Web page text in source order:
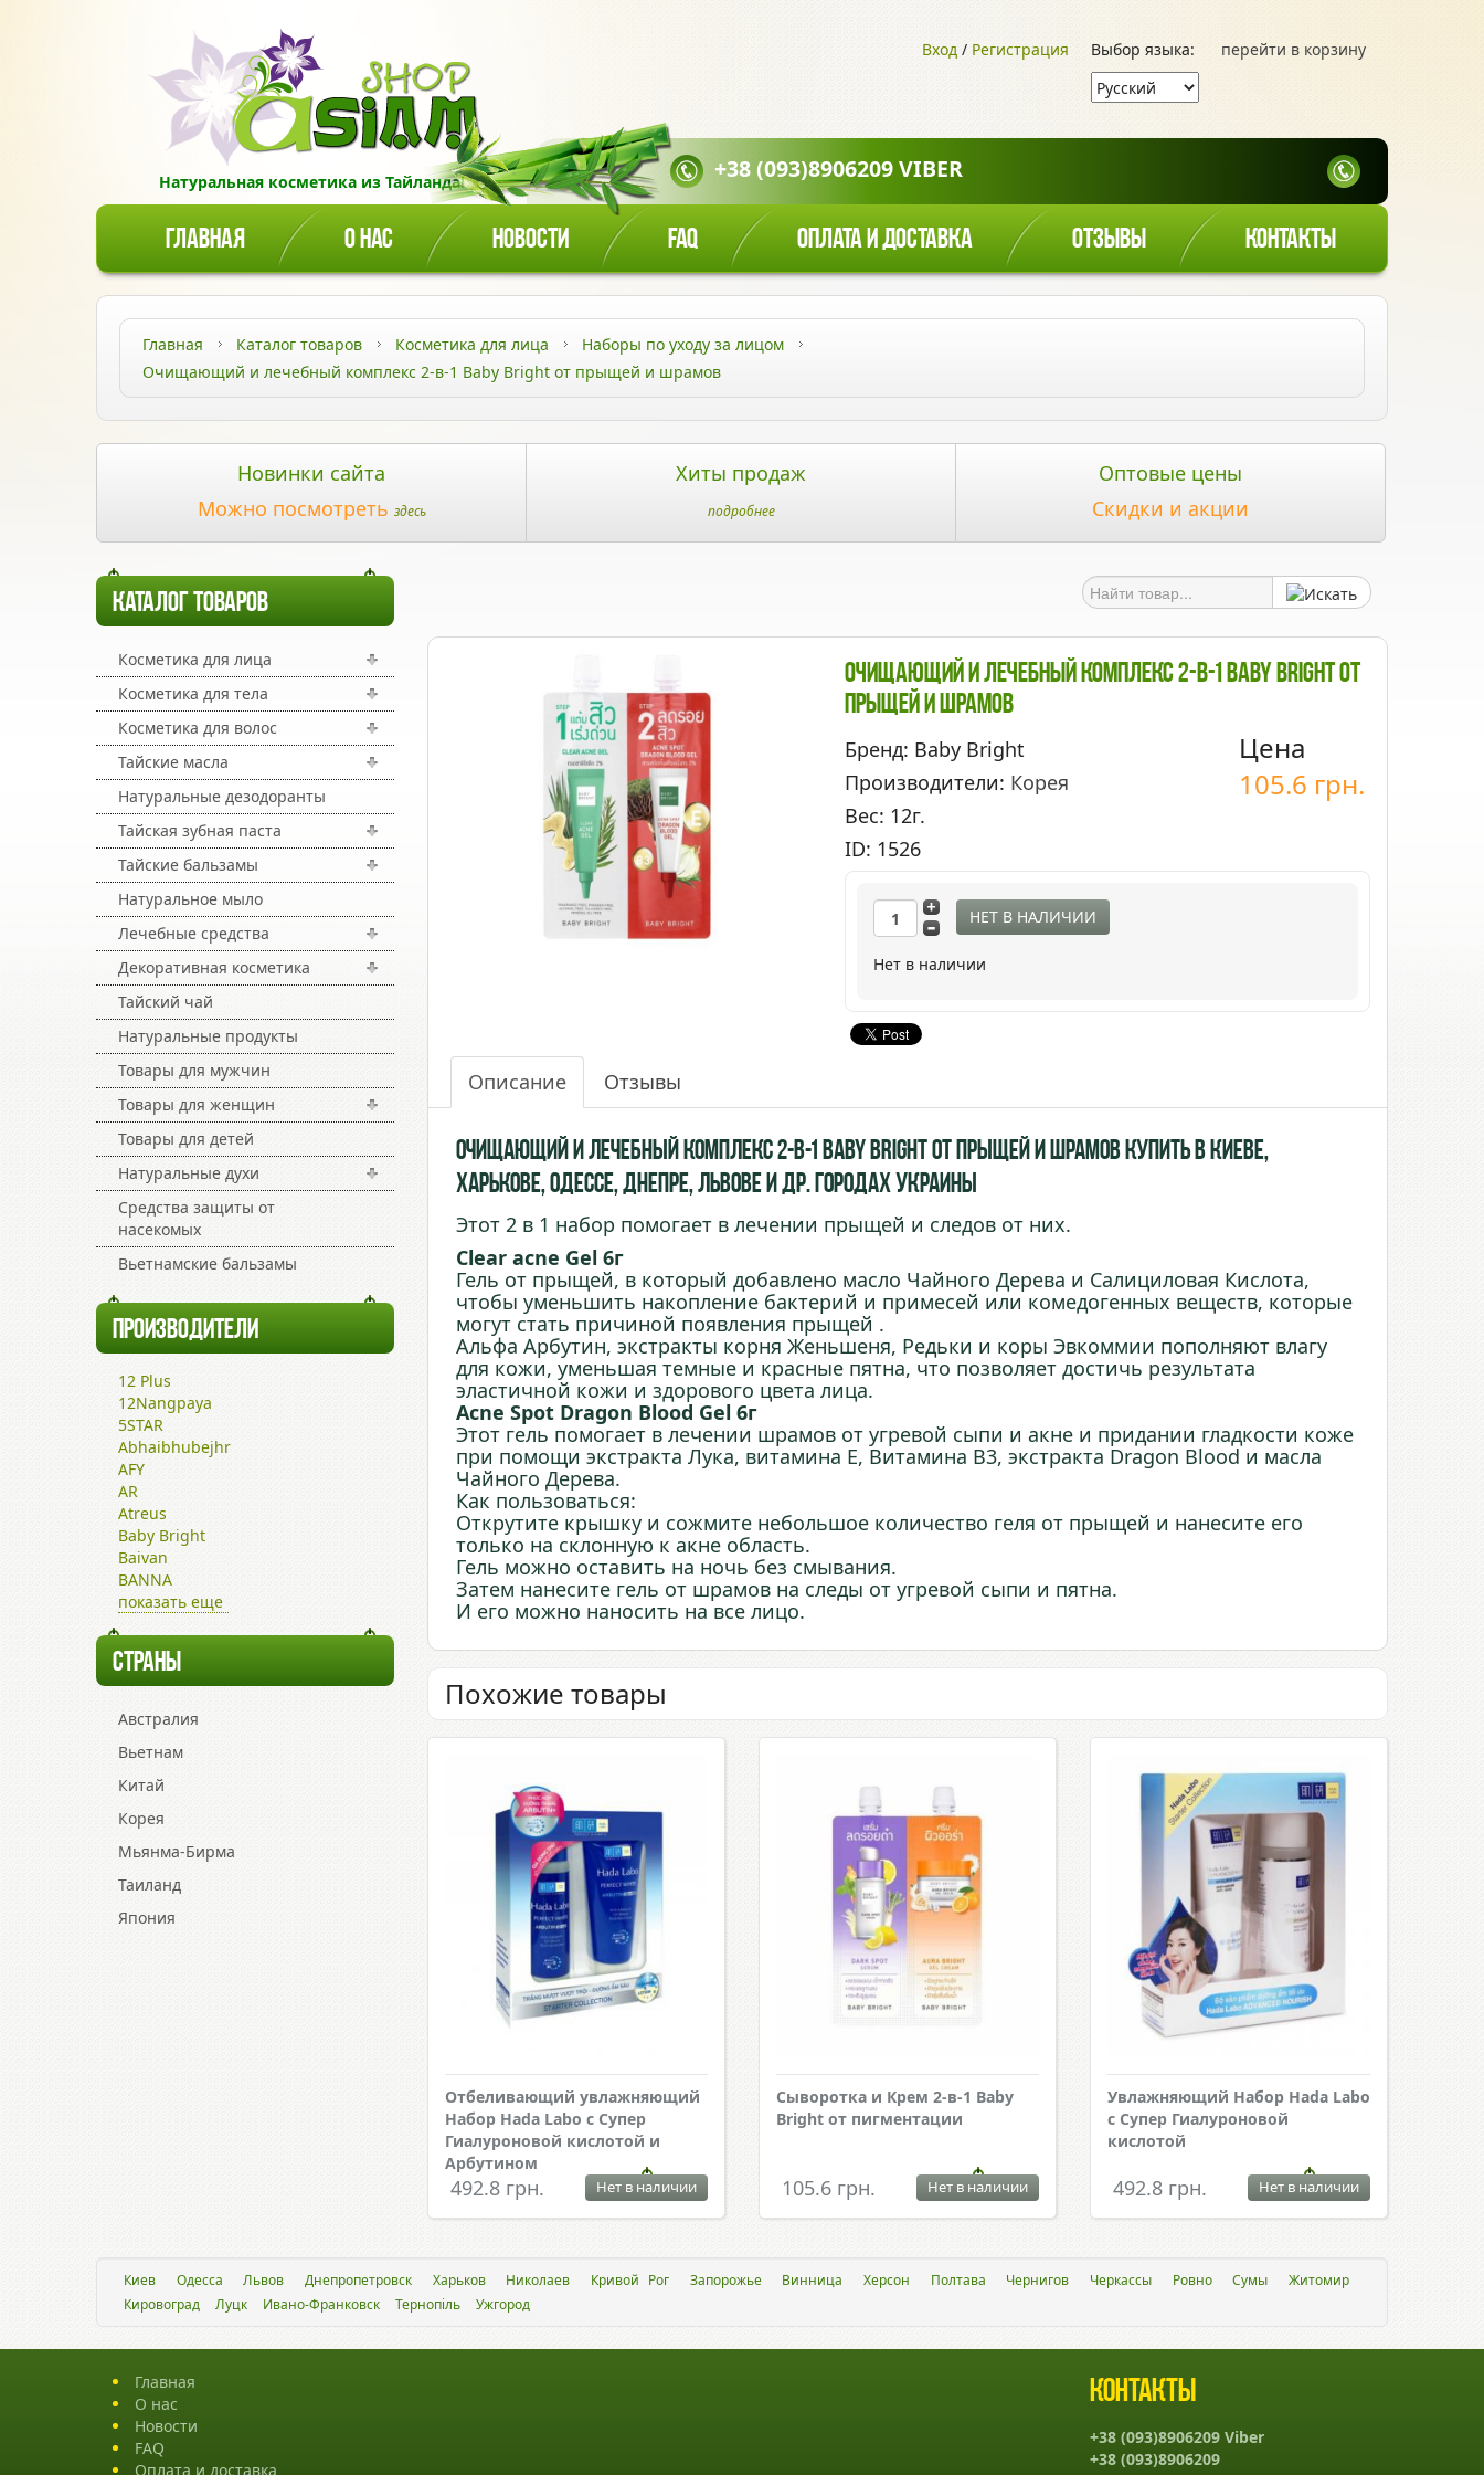
Натуральная косметика из Тайланда!
перейти в корзину
Выбор языка:
Вход / Регистрация
+38 (093)8906209 VIBER
ГЛАВНАЯ О НАС НОВОСТИ FAQ ОПЛАТА И ДОСТАВКА ОТЗЫВЫ КОНТАКТЫ
Главная Каталог товаров Косметика для лица
Наборы по уходу за лицом
Очищающий и лечебный комплекс 2-в-1 Baby Bright от прыщей и шрамов
Новинки сайта
Можно посмотреть здесь
Хиты продаж
подробнее
Оптовые цены
Скидки и акции
КАТАЛОГ ТОВАРОВ
Косметика для лица
Косметика для тела
Косметика для волос
Тайские масла
Натуральные дезодоранты
Тайская зубная паста
Тайские бальзамы
Натуральное мыло
Лечебные средства
Декоративная косметика
Тайский чай
Натуральные продукты
Товары для мужчин
Товары для женщин
Товары для детей
Натуральные духи
Средства защиты от
насекомых
Вьетнамские бальзамы
ПРОИЗВОДИТЕЛИ
12 Plus
12Nangpaya
5STAR
Abhaibhubejhr
AFY
AR
Atreus
Baby Bright
Baivan
BANNA
показать еще
СТРАНЫ
Австралия
Вьетнам
Китай
Корея
Мьянма-Бирма
Таиланд
Япония
Очищающий И Лечебный Комплекс 2-В-1 Baby Bright От
Прыщей И Шрамов
Бренд: Baby Bright
Производители: Корея
Вес: 12г.
ID: 1526
Цена
105.6 грн.
НЕТ В НАЛИЧИИ
Нет в наличии
Описание Отзывы
Очищающий и лечебный комплекс 2-в-1 Baby Bright от прыщей и шрамов купить в Киеве,
Харькове, Одессе, Днепре, Львове и др. городах Украины
Этот 2 в 1 набор помогает в лечении прыщей и следов от них.
Clear acne Gel 6г
Гель от прыщей, в который добавлено масло Чайного Дерева и Салициловая Кислота,
чтобы уменьшить накопление бактерий и примесей или комедогенных веществ, которые
могут стать причиной появления прыщей .
Альфа Арбутин, экстракты корня Женьшеня, Редьки и коры Эвкоммии пополняют влагу
для кожи, уменьшая темные и красные пятна, что позволяет достичь результата
эластичной кожи и здорового цвета лица.
Acne Spot Dragon Blood Gel 6г
Этот гель помогает в лечении шрамов от угревой сыпи и акне и придании гладкости коже
при помощи экстракта Лука, витамина Е, Витамина В3, экстракта Dragon Blood и масла
Чайного Дерева.
Как пользоваться:
Открутите крышку и сожмите небольшое количество геля от прыщей и нанесите его
только на склонную к акне область.
Гель можно оставить на ночь без смывания.
Затем нанесите гель от шрамов на следы от угревой сыпи и пятна.
И его можно наносить на все лицо.
Похожие товары
Отбеливающий увлажняющий
Набор Hada Labo с Супер
Гиалуроновой кислотой и
Арбутином
492.8 грн. Нет в наличии
Сыворотка и Крем 2-в-1 Baby
Bright от пигментации
105.6 грн. Нет в наличии
Увлажняющий Набор Hada Labo
с Супер Гиалуроновой
кислотой
492.8 грн. Нет в наличии
Киев Одесса Львов Днепропетровск Харьков Николаев Кривой Рог Запорожье Винница Херсон Полтава Чернигов Черкассы Ровно Сумы
Житомир
Кировоград
Луцк Ивано-Франковск Тернопіль Ужгород
Главная
О нас
Новости
FAQ
Оплата и доставка
Контакты
+38 (093)8906209 Viber
+38 (093)8906209